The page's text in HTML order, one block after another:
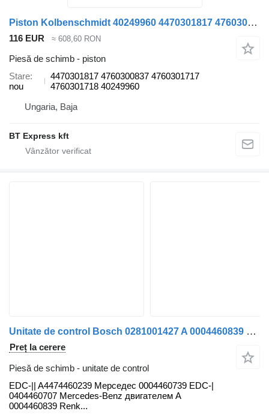
Piston Kolbenschmidt 40249960 4470301817 4760300837 4760301717 4760301718 pentru autobuz Mercedes-Benz O405
116 EUR ≈ 608,60 RON
Piesă de schimb - piston
Stare
nou
4470301817 4760300837 4760301717
4760301718 40249960
Ungaria, Baja
BT Express kft
Unitate de control Bosch 0281001427 A 0004460839 EDC-|| pentru autobuz Mercedes-Benz O405
Preț la cerere
Piesă de schimb - unitate de control
EDC-|| A4474460239 Мерседес 0004460739 EDC-|
0404460707 Mercedes-Benz двигателем А
0004460839 Renk...